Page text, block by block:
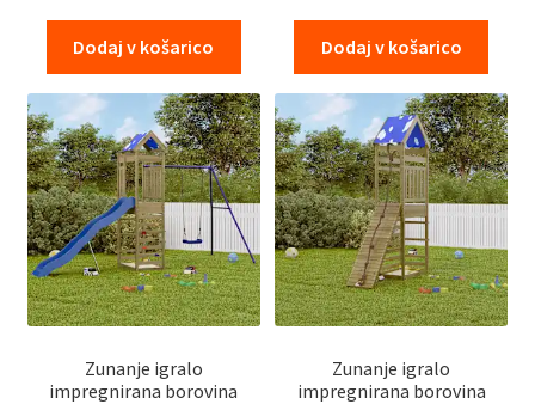
Dodaj v košarico Dodaj v košarico
Zunanje igralo
impregnirana borovina
Zunanje igralo
impregnirana borovina